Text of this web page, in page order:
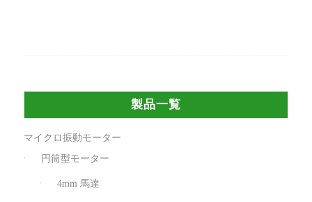
製品一覧
マイクロ振動モーター
円筒型モーター
4mm 馬達